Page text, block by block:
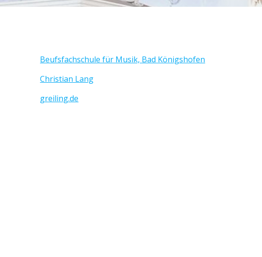
Beufsfachschule für Musik, Bad Königshofen
Christian Lang
greiling.de